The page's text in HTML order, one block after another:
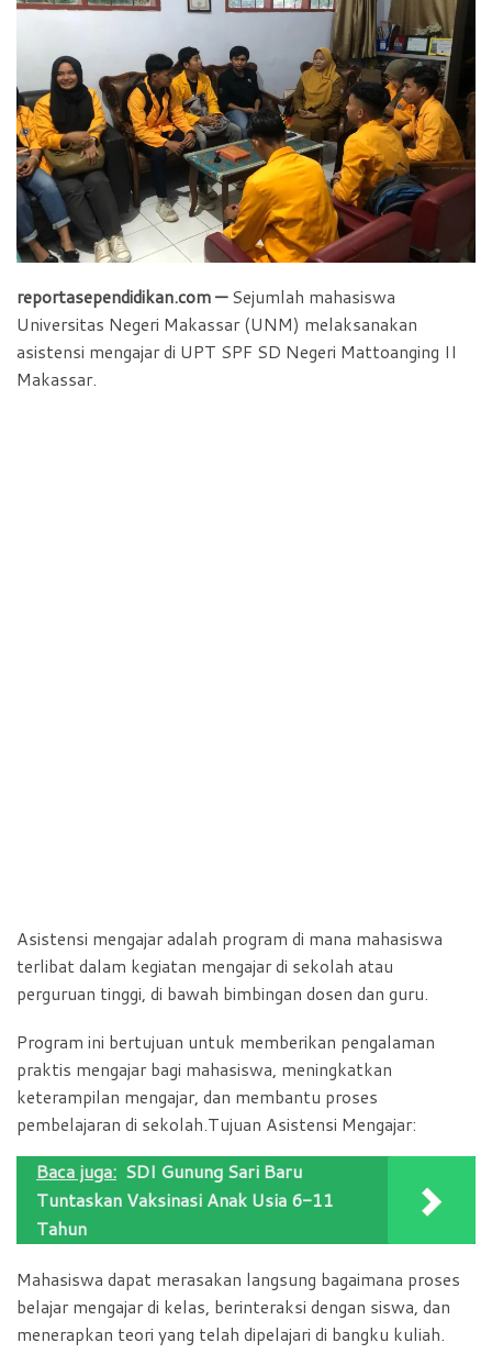
o
p
r
i
e
n
d
l
y
reportasependidikan.com —Sejumlah mahasiswa
Universitas Negeri Makassar (UNM) melaksanakan
asistensi mengajar di UPT SPF SD Negeri Mattoanging II
Makassar.
Asistensi mengajar adalah program di mana mahasiswa
terlibat dalam kegiatan mengajar di sekolah atau
perguruan tinggi, di bawah bimbingan dosen dan guru.
Program ini bertujuan untuk memberikan pengalaman
praktis mengajar bagi mahasiswa, meningkatkan
keterampilan mengajar, dan membantu proses
pembelajaran di sekolah.Tujuan Asistensi Mengajar:
Baca juga: SDI Gunung Sari Baru
Tuntaskan Vaksinasi Anak Usia 6-11
Tahun
Mahasiswa dapat merasakan langsung bagaimana proses
belajar mengajar di kelas, berinteraksi dengan siswa, dan
menerapkan teori yang telah dipelajari di bangku kuliah.